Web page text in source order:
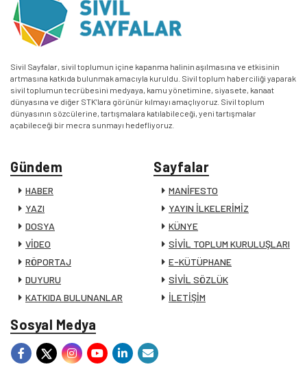
Sivil Sayfalar, sivil toplumun içine kapanma halinin aşılmasına ve etkisinin
artmasına katkıda bulunmak amacıyla kuruldu. Sivil toplum haberciliği yaparak
sivil toplumun tecrübesini medyaya, kamu yönetimine, siyasete, kanaat
dünyasına ve diğer STK’lara görünür kılmayı amaçlıyoruz. Sivil toplum
dünyasının sözcülerine, tartışmalara katılabileceği, yeni tartışmalar
açabileceği bir mecra sunmayı hedefliyoruz.
Gündem
HABER
YAZI
DOSYA
VİDEO
RÖPORTAJ
DUYURU
KATKIDA BULUNANLAR
Sayfalar
MANİFESTO
YAYIN İLKELERİMİZ
KÜNYE
SİVİL TOPLUM KURULUŞLARI
E-KÜTÜPHANE
SİVİL SÖZLÜK
İLETİŞİM
Sosyal Medya